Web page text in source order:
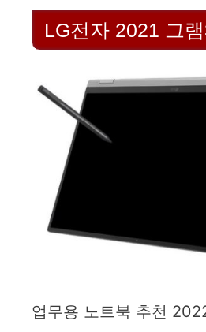
LG전자 2021 그
업무용 노트북 추천